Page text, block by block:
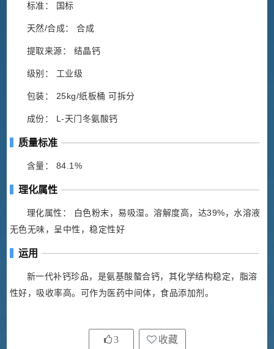
标准： 国标
天然/合成： 合成
提取来源： 结晶钙
级别： 工业级
包装： 25kg/纸板桶 可拆分
成份： L-天门冬氨酸钙
质量标准
含量： 84.1%
理化属性
理化属性： 白色粉末，易吸湿。溶解度高，达39%，水溶液
无色无味，呈中性，稳定性好
运用
新一代补钙珍品，是氨基酸螯合钙，其化学结构稳定，脂溶
性好，吸收率高。可作为医药中间体，食品添加剂。
3 收藏